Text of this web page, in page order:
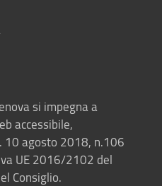
si impegna a
accessibile,
10 agosto 2018, n.106
UE 2016/2102 del
Consiglio.